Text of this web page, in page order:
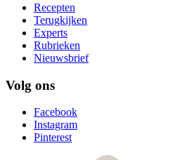
Recepten
Terugkijken
Experts
Rubrieken
Nieuwsbrief
Volg ons
Facebook
Instagram
Pinterest